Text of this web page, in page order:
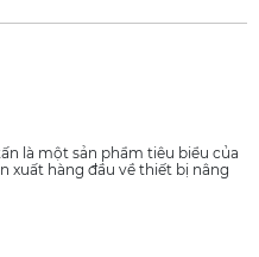
là một sản phẩm tiêu biểu của
xuất hàng đầu về thiết bị nâng